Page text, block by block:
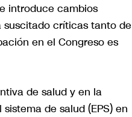
introduce cambios
suscitado críticas tanto de
en el Congreso es
de salud y en la
de salud (EPS) en